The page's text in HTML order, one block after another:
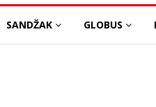
SANDŽAK GLOBUS